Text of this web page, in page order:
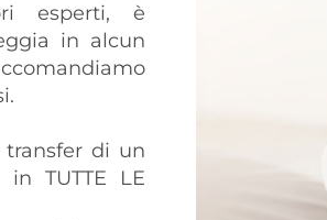
esperti, è
in alcun
di un
TUTTE LE